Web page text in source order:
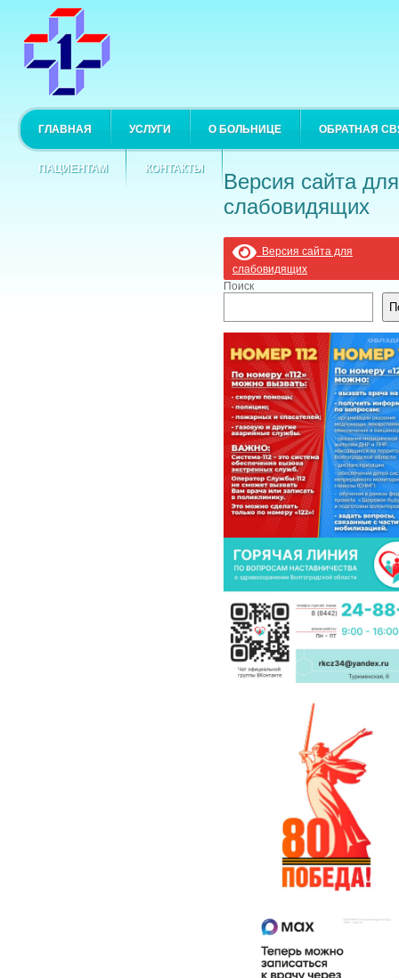
ГЛАВНАЯ УСЛУГИ О БОЛЬНИЦЕ ОБРАТНАЯ
ПАЦИЕНТАМ КОНТАКТЫ
Версия сайта для
слабовидящих
Версия сайта для
слабовидящих
Поиск